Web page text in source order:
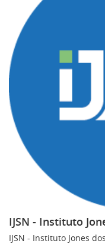
IJSN - Instituto
IJSN - Instituto Jones